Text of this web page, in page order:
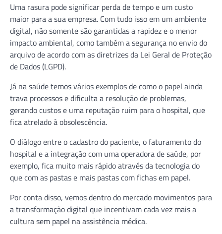
Uma rasura pode significar perda de tempo e um custo
maior para a sua empresa. Com tudo isso em um ambiente
digital, não somente são garantidas a rapidez e o menor
impacto ambiental, como também a segurança no envio do
arquivo de acordo com as diretrizes da Lei Geral de Proteção
de Dados (LGPD).
Já na saúde temos vários exemplos de como o papel ainda
trava processos e dificulta a resolução de problemas,
gerando custos e uma reputação ruim para o hospital, que
fica atrelado à obsolescência.
O diálogo entre o cadastro do paciente, o faturamento do
hospital e a integração com uma operadora de saúde, por
exemplo, fica muito mais rápido através da tecnologia do
que com as pastas e mais pastas com fichas em papel.
Por conta disso, vemos dentro do mercado movimentos para
a transformação digital que incentivam cada vez mais a
cultura sem papel na assistência médica.